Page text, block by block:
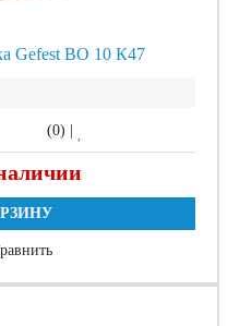
Gefest ВО 10 К47
(0)